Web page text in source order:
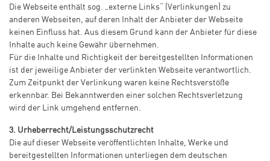
Die Webseite enthält sog. „externe Links“ (Verlinkungen) zu
anderen Webseiten, auf deren Inhalt der Anbieter der Webseite
keinen Einfluss hat. Aus diesem Grund kann der Anbieter für diese
Inhalte auch keine Gewähr übernehmen.
Für die Inhalte und Richtigkeit der bereitgestellten Informationen
ist der jeweilige Anbieter der verlinkten Webseite verantwortlich.
Zum Zeitpunkt der Verlinkung waren keine Rechtsverstöße
erkennbar. Bei Bekanntwerden einer solchen Rechtsverletzung
wird der Link umgehend entfernen.
3. Urheberrecht/Leistungsschutzrecht
Die auf dieser Webseite veröffentlichten Inhalte, Werke und
bereitgestellten Informationen unterliegen dem deutschen